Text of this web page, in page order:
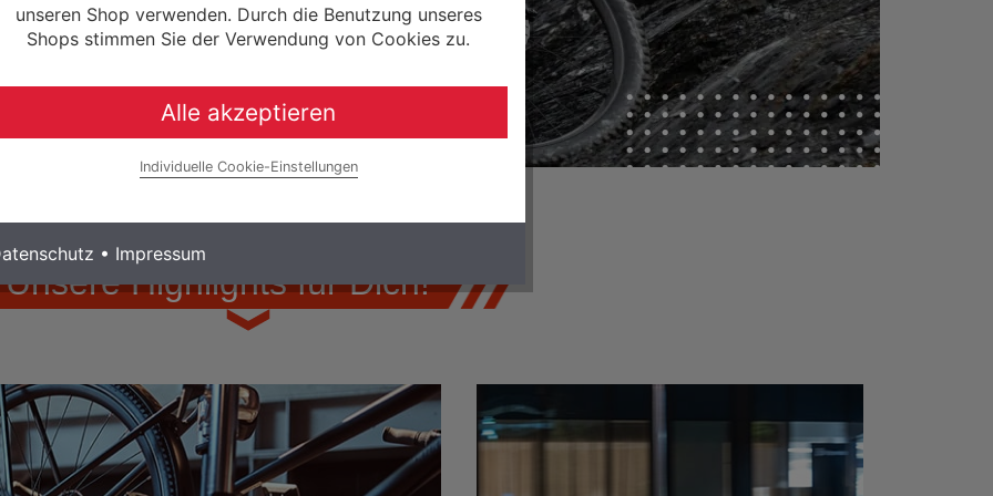
Unsere Highlights für Dich!
unseren Shop verwenden. Durch die Benutzung unseres
Shops stimmen Sie der Verwendung von Cookies zu.
Alle akzeptieren
Individuelle Cookie-Einstellungen
• Impressum